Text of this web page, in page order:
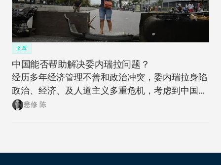
文章
中国能否帮助解决委内瑞拉问题？
经历多年经济管理不善和政治冲突，委内瑞拉身陷
政治、经济、及人道主义多重危机，考虑到中国与
委内瑞拉在经济和外交上的高调合作，中方能否以
懋修 陈